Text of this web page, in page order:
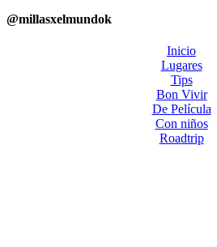
@millasxelmundok
Inicio
Lugares
Tips
Bon Vivir
De Película
Con niños
Roadtrip